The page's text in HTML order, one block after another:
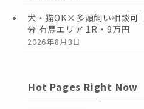
犬・猫OK×多頭飼い相談可
分 有馬エリア 1R・9万円
2026年8月3日
Hot Pages Right Now